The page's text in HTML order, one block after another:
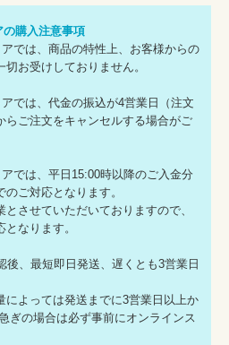
購入注意事項
では、商品の特性上、お客様からの
お受けしておりません。
では、代金の振込が4営業日（注文
らご注文をキャンセルする場合がご
では、平日15:00時以降のご入金分
ご対応となります。
させていただいておりますので、
となります。
後、最短即日発送、遅くとも3営業日
よっては発送までに3営業日以上か
ぎの場合は必ず事前にオンラインス